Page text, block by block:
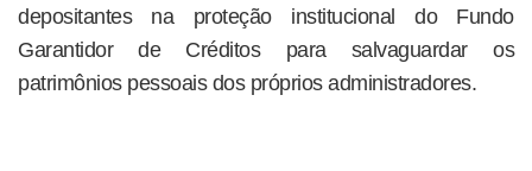
depositantes na proteção institucional do Fundo
Garantidor de Créditos para salvaguardar os
patrimônios pessoais dos próprios administradores.